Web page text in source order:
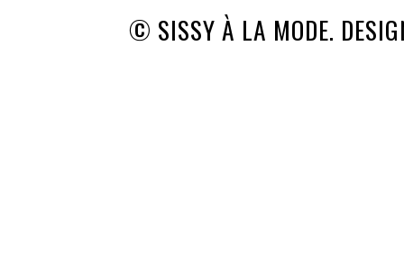
© SISSY À LA MODE.